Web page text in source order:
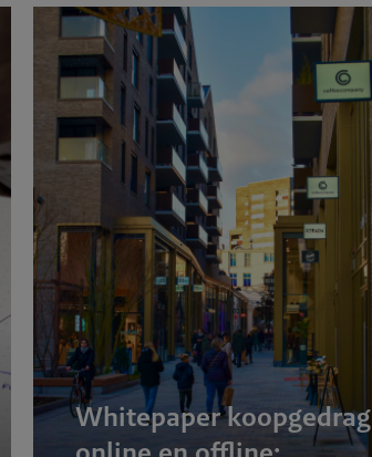
Whitepaper koopgedrag